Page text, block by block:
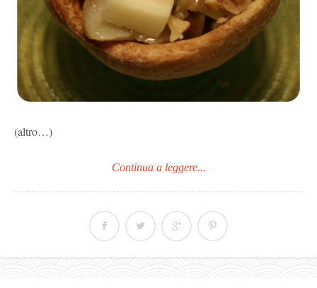
(altro…)
Continua a leggere...